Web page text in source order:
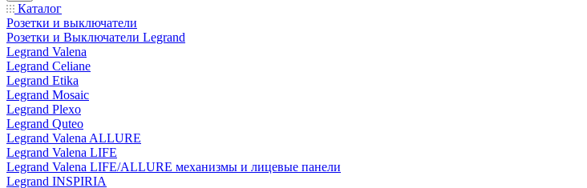
Каталог
Розетки и выключатели
Розетки и Выключатели Legrand
Legrand Valena
Legrand Celiane
Legrand Etika
Legrand Mosaic
Legrand Plexo
Legrand Quteo
Legrand Valena ALLURE
Legrand Valena LIFE
Legrand Valena LIFE/ALLURE механизмы и лицевые панели
Legrand INSPIRIA